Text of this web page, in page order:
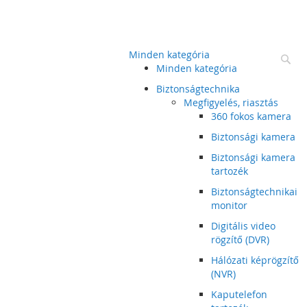
Minden kategória
Minden kategória
Biztonságtechnika
Megfigyelés, riasztás
360 fokos kamera
Biztonsági kamera
Biztonsági kamera
tartozék
Biztonságtechnikai
monitor
Digitális video
rögzítő (DVR)
Hálózati képrögzítő
(NVR)
Kaputelefon